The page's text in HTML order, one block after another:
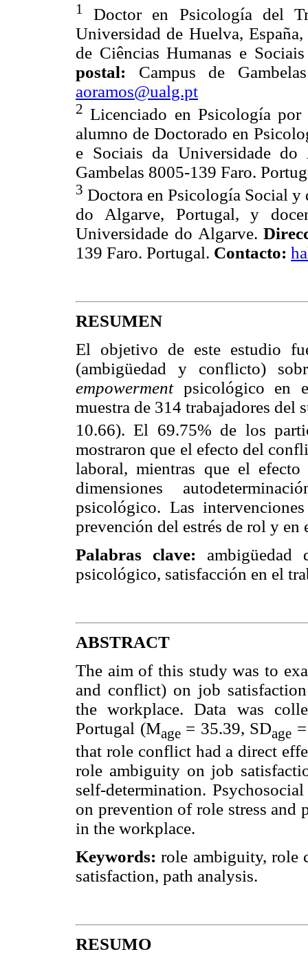
1
Doctor en Psicología del
Universidad de Huelva,
de Ciências Humanas e
postal: Campus de
aoramos@ualg.pt
2 Licenciado en Psicología
alumno de Doctorado en
e Sociais da Universidade
Gambelas 8005-139 Faro.
3 Doctora en Psicología Social y
do Algarve, Portugal, y
Universidade do Algarve.
139 Faro. Portugal. Contacto:
RESUMEN
El objetivo de este estudio
(ambigüedad y conflicto)
empowermentpsicológico en
muestra de 314 trabajadores del
10.66). El 69.75% de los
mostraron que el efecto del
laboral, mientras que el
dimensiones
psicológico. Las
prevención del estrés de rol y
Palabras clave:
psicológico, satisfacción en el
ABSTRACT
The aim of this study was to
and conflict) on job
the workplace. Data was
Portugal (Mage= 35.39, SDage
that role conflict had a direct
role ambiguity on job
self-determination.
on prevention of role stress
in the workplace.
Keywords: role ambiguity, role
satisfaction, path analysis.
RESUMO